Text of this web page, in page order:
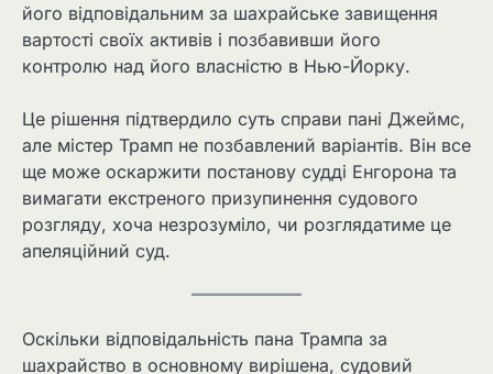
його відповідальним за шахрайське завищення
вартості своїх активів і позбавивши його
контролю над його власністю в Нью-Йорку.
Це рішення підтвердило суть справи пані Джеймс,
але містер Трамп не позбавлений варіантів. Він все
ще може оскаржити постанову судді Енгорона та
вимагати екстреного призупинення судового
розгляду, хоча незрозуміло, чи розглядатиме це
апеляційний суд.
Оскільки відповідальність пана Трампа за
шахрайство в основному вирішена, судовий